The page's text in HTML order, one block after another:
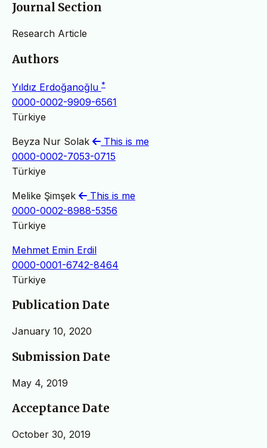
Journal Section
Research Article
Authors
Yıldız Erdoğanoğlu *
0000-0002-9909-6561
Türkiye
Beyza Nur Solak
This is me
0000-0002-7053-0715
Türkiye
Melike Şimşek
This is me
0000-0002-8988-5356
Türkiye
Mehmet Emin Erdil
0000-0001-6742-8464
Türkiye
Publication Date
January 10, 2020
Submission Date
May 4, 2019
Acceptance Date
October 30, 2019